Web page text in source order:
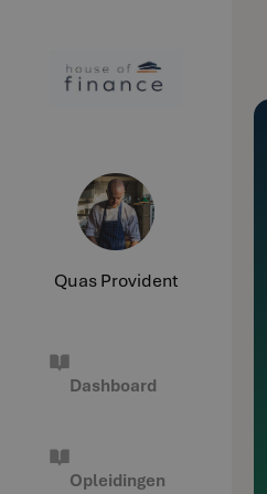
Quas Provident
Dashboard
Opleidingen